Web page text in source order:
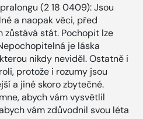
(2 18 0409): Jsou
a naopak věci, před
zůstává stát. Pochopit lze
je láska
nikdy neviděl. Ostatně i
protože i rozumy jsou
a jiné skoro zbytečné.
abych vám vysvětlil
vám zdůvodnil svou léta